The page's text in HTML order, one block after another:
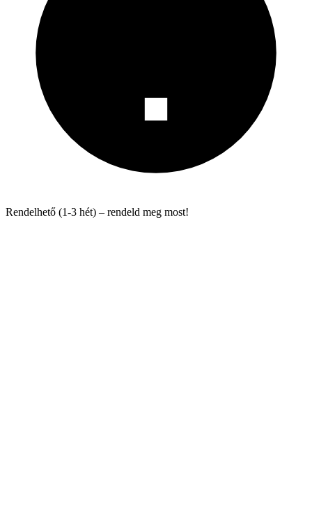
Rendelhető (1-3 hét) – rendeld meg most!